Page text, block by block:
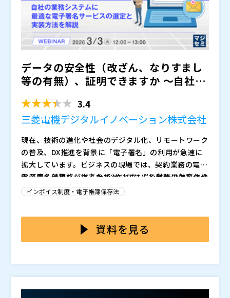
データの安全性（改ざん、なりすまし
等の有無）、証明できますか ～自社の
3.4
三菱電機デジタルイノベーション株式会社
現在、技術の進化や社会のデジタル化、リモートワーク
の普及、DX推進を背景に「電子署名」の利用が急速に
拡大しています。ビジネスの現場では、契約業務の電子
化が広く普及し、従来の紙ベースによる業務の効率化や
コスト削減に大きく寄与しています。 製造・医療・金
題を抱えているケースも多く見受けられます。例えば、
製造業では先使用の証拠（証跡）を残しておくことが特
名」の実装が効果的です。一方で、設計・開発の現場で
は、図面ファイル等が日々更新され続けることもあり、
「電子署名」をどう実装すれば良いのか分からないとい
電子署名は規格があるため“作れない”わけではありませ
んが、実務では署名付与だけでなく、タイムスタンプ、
でなく、複数ファイルで構成されるCADデータや3D図
面など大容量データに広がると、実装・運用の難易度が
くなります。結果として「自社で抱えるには重いが、外
せない機能」という状態になり、組込み開発が進まない
ケースが増えています。
タイムスタンプ・検証）を改めて整理し、署名機能
を“自社でゼロから開発せず”部品として組み込むための
立てるべきか、クラウドを活用するか」といった基本的
な選択肢から、暗号技術の選定や安全性の維持、最新の
脅威に対応し続けるための運用負荷やコストなどを整理
株式会社オープンソース活用研究所（）
マジセミ株式会社（）
※共催、協賛、協力、講演企業は将来的に追加、削除さ
インボイス制度・電子帳簿保存法
資料を見る